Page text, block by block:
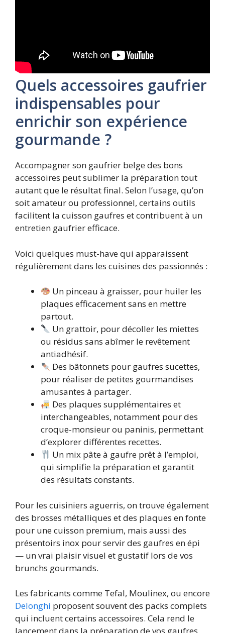
Quels accessoires gaufrier
indispensables pour
enrichir son expérience
gourmande ?
Accompagner son gaufrier belge des bons
accessoires peut sublimer la préparation tout
autant que le résultat final. Selon l’usage, qu’on
soit amateur ou professionnel, certains outils
facilitent la cuisson gaufres et contribuent à un
entretien gaufrier efficace.
Voici quelques must-have qui apparaissent
régulièrement dans les cuisines des passionnés :
Un pinceau à graisser, pour huiler les
plaques efficacement sans en mettre
partout.
Un grattoir, pour décoller les miettes
ou résidus sans abîmer le revêtement
antiadhésif.
Des bâtonnets pour gaufres sucettes,
pour réaliser de petites gourmandises
amusantes à partager.
Des plaques supplémentaires et
interchangeables, notamment pour des
croque-monsieur ou paninis, permettant
d’explorer différentes recettes.
Un mix pâte à gaufre prêt à l’emploi,
qui simplifie la préparation et garantit
des résultats constants.
Pour les cuisiniers aguerris, on trouve également
des brosses métalliques et des plaques en fonte
pour une cuisson premium, mais aussi des
présentoirs inox pour servir des gaufres en épi
— un vrai plaisir visuel et gustatif lors de vos
brunchs gourmands.
Les fabricants comme Tefal, Moulinex, ou encore
Delonghi proposent souvent des packs complets
qui incluent certains accessoires. Cela rend le